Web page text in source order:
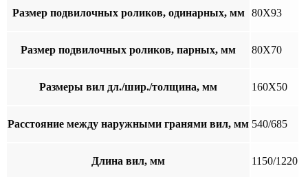
Размер подвилочных роликов, одинарных, мм 80X93
Размер подвилочных роликов, парных, мм 80X70
Размеры вил дл./шир./толщина, мм 160X50
Расстояние между наружными гранями вил, мм 540/685
Длина вил, мм 1150/1220